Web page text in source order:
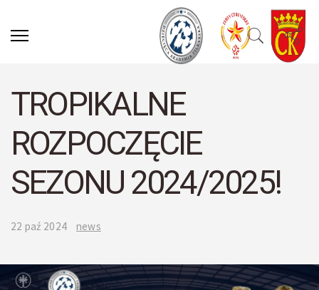
TROPIKALNE
ROZPOCZĘCIE
SEZONU 2024/2025!
22 paź 2024 news